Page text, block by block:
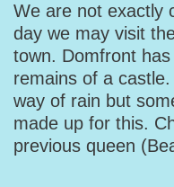
We are not exactly
day we may visit
town. Domfront
remains of a
way of rain but
made up for this.
previous queen